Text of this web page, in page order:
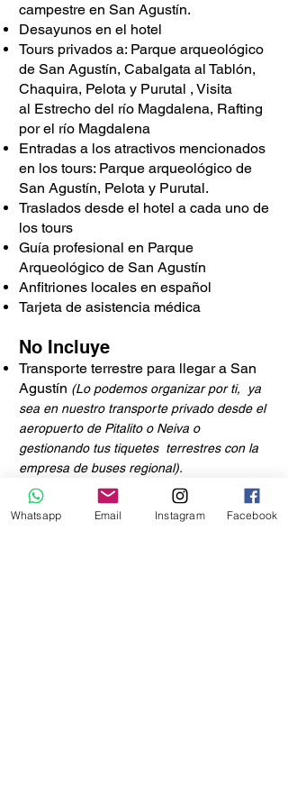
campestre en San Agustín.
Desayunos en el hotel
Tours privados a: Parque arqueológico
de San Agustín, Cabalgata al Tablón,
Chaquira, Pelota y Purutal , Visita
al Estrecho del río Magdalena, Rafting
por el río Magdalena
Entradas a los atractivos mencionados
en los tours: Parque arqueológico de
San Agustín, Pelota y Purutal.
Traslados desde el hotel a cada uno de
los tours
Guía profesional en Parque
Arqueológico de San Agustín
Anfitriones locales en español
Tarjeta de asistencia médica
No Incluye
Transporte terrestre para llegar a San
Agustín (Lo podemos organizar por ti, ya
sea en nuestro transporte privado desde el
aeropuerto de Pitalito o Neiva o
gestionando tus tiquetes terrestres con la
empresa de buses regional).
Tiquetes aéreos
Almuerzos ni cenas ¡Te damos las
mejores opciones para que disfrutes la
Whatsapp Email Instagram Facebook